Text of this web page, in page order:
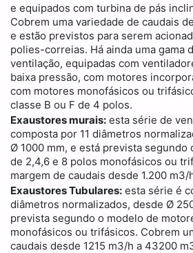
e equipados com turbina de pás
Cobrem uma variedade de caudais
e estão previstos para serem
polies-correias. Há ainda uma gama
ventilação, equipadas com
baixa pressão, com motores
com motores monofásicos ou
classe B ou F de 4 polos.
Exaustores murais: esta série de
composta por 11 diâmetros
Ø 1000 mm, e está prevista segundo
de 2,4,6 e 8 polos monofásicos ou
margem de caudais desde 1.200
Exaustores Tubulares: esta série é
diâmetros normalizados, desde Ø
prevista segundo o modelo de
monofásicos ou trifásicos. Cobrem
caudais desde 1215 m3/h a 43200